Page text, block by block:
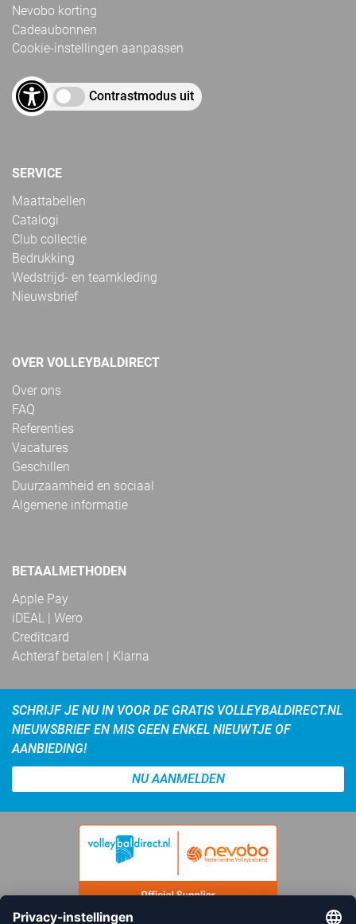
Nevobo korting
Cadeaubonnen
Cookie-instellingen aanpassen
Contrastmodus uit
SERVICE
Maattabellen
Catalogi
Club collectie
Bedrukking
Wedstrijd- en teamkleding
Nieuwsbrief
OVER VOLLEYBALDIRECT
Over ons
FAQ
Referenties
Vacatures
Geschillen
Duurzaamheid en sociaal
Algemene informatie
BETAALMETHODEN
Apple Pay
iDEAL | Wero
Creditcard
Achteraf betalen | Klarna
SCHRIJF JE NU IN VOOR DE GRATIS VOLLEYBALDIRECT.NL
NIEUWSBRIEF EN MIS GEEN ENKEL NIEUWTJE OF
AANBIEDING!
NU AANMELDEN